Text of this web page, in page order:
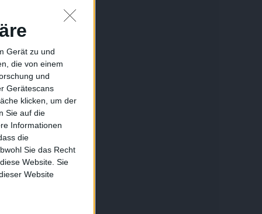
Gerät zu und
die von einem
und
Gerätescans
klicken, um der
Sie auf die
Informationen
die
Sie das Recht
Website. Sie
Website